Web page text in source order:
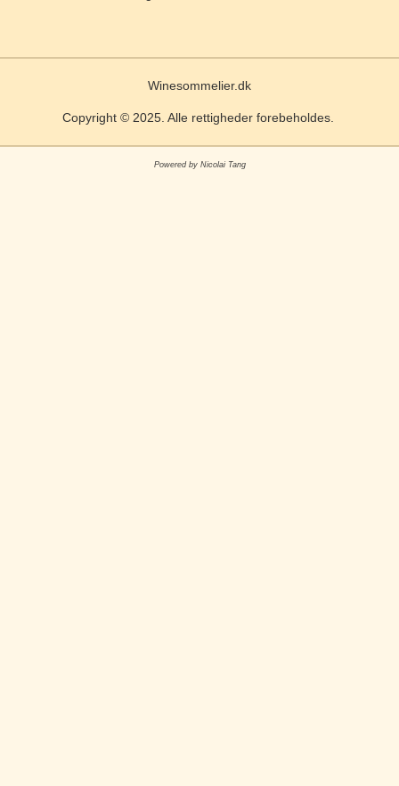
Winesommelier.dk
Copyright © 2025. Alle rettigheder forebeholdes.
Powered by Nicolai Tang